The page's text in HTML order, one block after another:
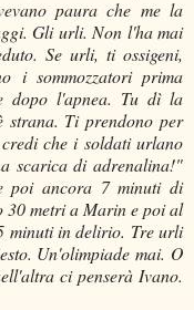
paura che me la
Gli urli. Non l'ha mai
Se urli, ti ossigeni,
i sommozzatori prima
dopo l'apnea. Tu dì la
strana. Ti prendono per
che i soldati urlano
scarica di adrenalina!"
poi ancora 7 minuti di
30 metri a Marin e poi al
minuti in delirio. Tre urli
Un'olimpiade mai. O
ci penserà Ivano.